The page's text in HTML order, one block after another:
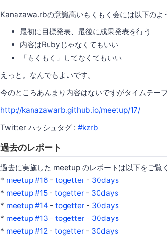
Kanazawa.rbの意識高いもくもく会には以下のよ
最初に目標発表、最後に成果発表を行う
内容はRubyじゃなくてもいい
「もくもく」してなくてもいい
えっと。なんでもよいです。
今のところあんまり内容はないですがタイムテ
http://kanazawarb.github.io/meetup/17/
Twitter ハッシュタグ : #kzrb
過去のレポート
過去に実施した meetup のレポートは以下をご覧
* meetup #16 - togetter - 30days
* meetup #15 - togetter - 30days
* meetup #14 - togetter - 30days
* meetup #13 - togetter - 30days
* meetup #12 - togetter - 30days